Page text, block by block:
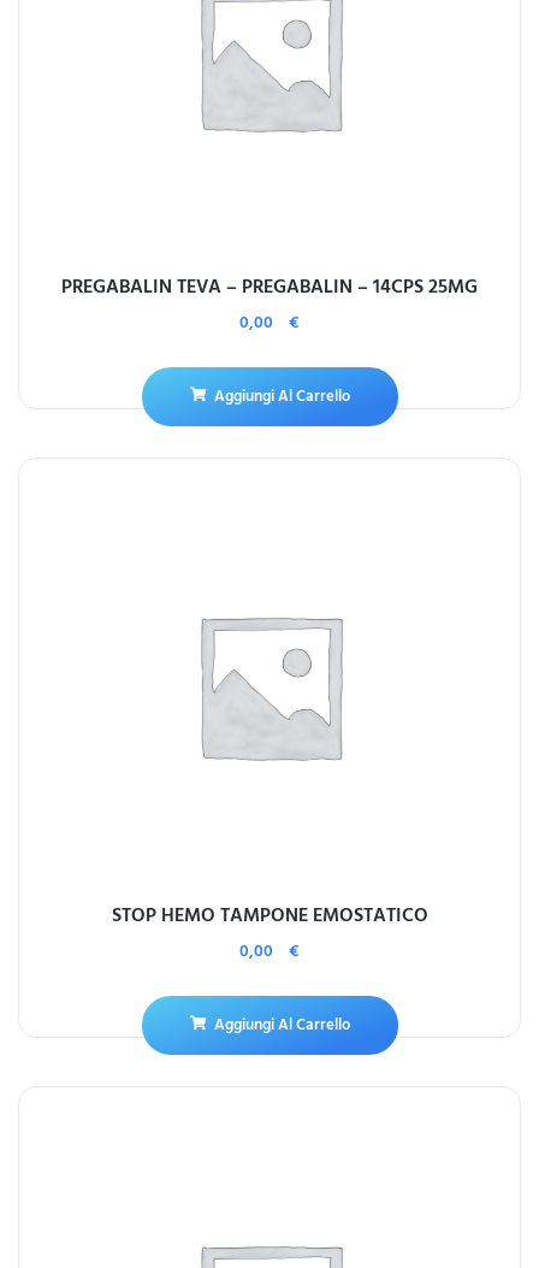
PREGABALIN TEVA – PREGABALIN – 14CPS 25MG
0,00 €
Aggiungi Al Carrello
STOP HEMO TAMPONE EMOSTATICO
0,00 €
Aggiungi Al Carrello